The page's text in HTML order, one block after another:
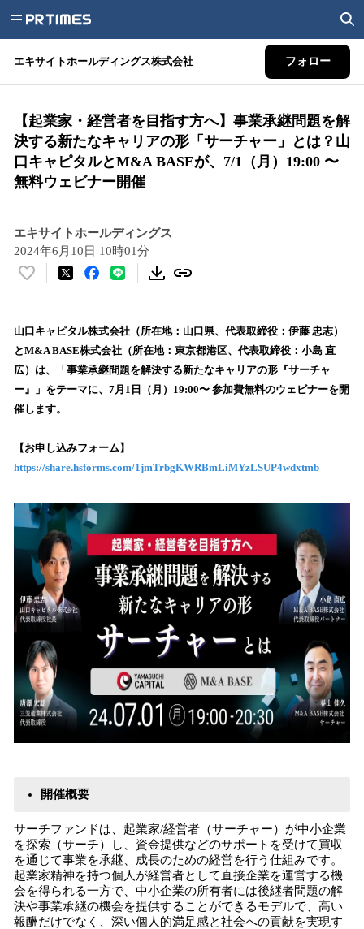
エキサイトホールディングス株式会社 フォロー
【起業家・経営者を目指す方へ】事業承継問題を解
決する新たなキャリアの形「サーチャー」とは？山
口キャピタルとM&A BASEが、7/1（月）19:00 〜
無料ウェビナー開催
エキサイトホールディングス
2024年6月10日 10時01分
い
！
数
を
込
中
で
山口キャピタル株式会社（所在地：山口県、代表取締役：伊藤 忠志）
とM&A BASE株式会社（所在地：東京都港区、代表取締役：小島 直
広）は、「事業承継問題を解決する新たなキャリアの形『サーチャ
ー』」をテーマに、7月1日（月）19:00〜 参加費無料のウェビナーを開
催します。
【お申し込みフォーム】
https://share.hsforms.com/1jmTrbgKWRBmLiMYzLSUP4wdxtmb
開催概要
サーチファンドは、起業家/経営者（サーチャー）が中小企業
を探索（サーチ）し、資金提供などのサポートを受けて買収
を通じて事業を承継、成長のための経営を行う仕組みです。
起業家精神を持つ個人が経営者として直接企業を運営する機
会を得られる一方で、中小企業の所有者には後継者問題の解
決や事業承継の機会を提供することができるモデルで、高い
報酬だけでなく、深い個人的満足感と社会への貢献を実現す